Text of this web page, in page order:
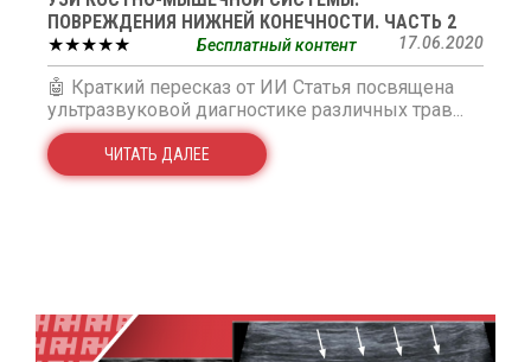
ПОВРЕЖДЕНИЯ НИЖНЕЙ КОНЕЧНОСТИ. ЧАСТЬ 2
★★★★★
17.06.2020
Бесплатный контент
🤖 Краткий пересказ от ИИ Статья посвящена
ультразвуковой диагностике различных трав...
ЧИТАТЬ ДАЛЕЕ